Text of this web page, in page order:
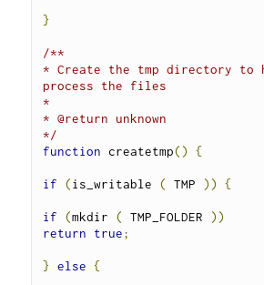
}
/**
* Create the tmp directory to
process the files
*
* @return unknown
*/
function createtmp() {
if (is_writable ( TMP )) {
if (mkdir ( TMP_FOLDER ))
return
true;
} else {